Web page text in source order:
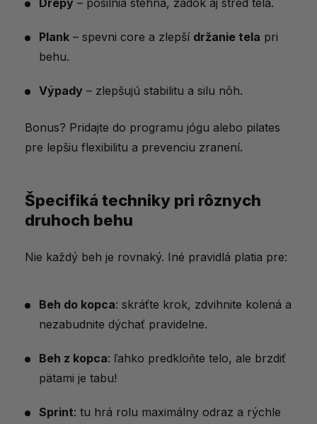
Drepy – posilnia stehná, zadok aj stred tela.
Plank – spevni core a zlepší držanie tela pri
behu.
Výpady – zlepšujú stabilitu a silu nôh.
Bonus? Pridajte do programu jógu alebo pilates
pre lepšiu flexibilitu a prevenciu zranení.
Špecifiká techniky pri rôznych
druhoch behu
Nie každý beh je rovnaký. Iné pravidlá platia pre:
Beh do kopca: skráťte krok, zdvihnite kolená a
nezabudnite dýchať pravidelne.
Beh z kopca: ľahko predkloňte telo, ale brzdiť
pätami je tabu!
Sprint: tu hrá rolu maximálny odraz a rýchle